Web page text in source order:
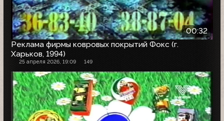
00:32
Реклама фирмы ковровых покрытий Фокс (г.
Харьков, 1994)
25 апреля 2026, 19:09 149